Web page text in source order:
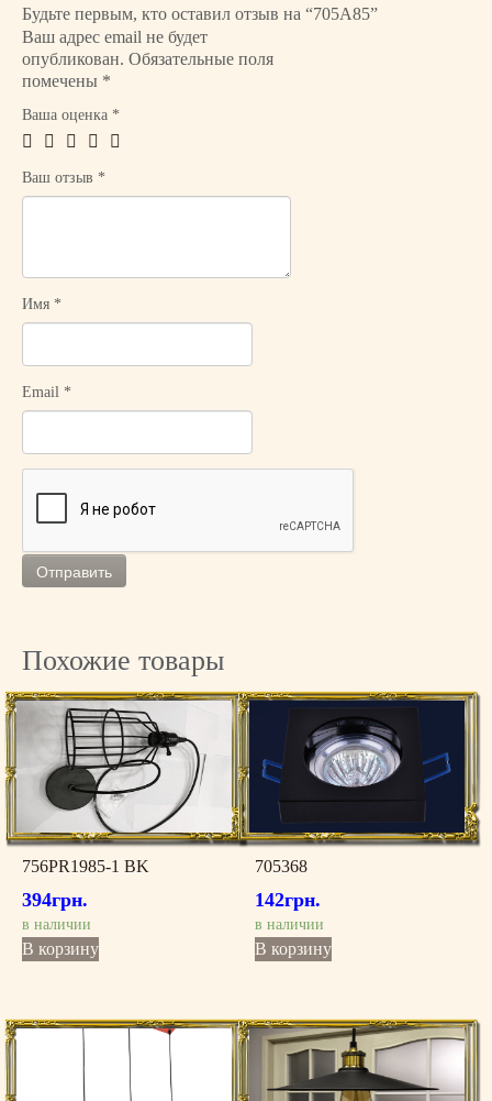
о
в
а
р
а
7
5
A
Будьте первым, кто оставил отзыв на “705A85”
Ваш адрес email не будет
опубликован. Обязательные поля
помечены *
Ваша оценка *
Ваш отзыв *
Имя *
Email *
Похожие товары
756PR1985-1 BK
394грн.
в наличии
В корзину
705368
142грн.
в наличии
В корзину